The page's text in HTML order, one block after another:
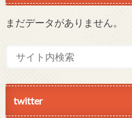
まだデータがありません。
twitter